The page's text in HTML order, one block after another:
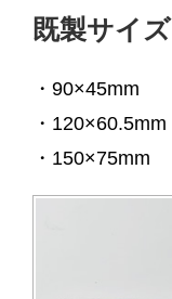
既製サイズ
・90×45mm
・120×60.5mm
・150×75mm